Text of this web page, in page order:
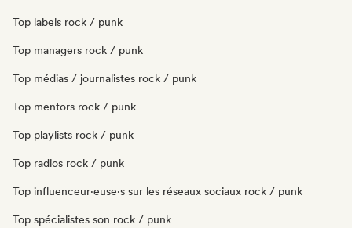
Top labels rock / punk
Top managers rock / punk
Top médias / journalistes rock / punk
Top mentors rock / punk
Top playlists rock / punk
Top radios rock / punk
Top influenceur·euse·s sur les réseaux sociaux rock / punk
Top spécialistes son rock / punk